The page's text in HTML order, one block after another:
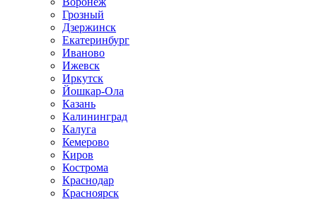
Грозный
Дзержинск
Екатеринбург
Иваново
Ижевск
Иркутск
Йошкар-Ола
Казань
Калининград
Калуга
Кемерово
Киров
Кострома
Краснодар
Красноярск